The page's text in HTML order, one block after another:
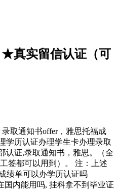
★真实留信认证（可
取通知书offer，雅思托福成
学历认证办理学生卡办理录取
认证,录取通知书，雅思。（全
签都可以用到）。 注：上述
绩单可以办学历认证吗
国内能用吗, 挂科拿不到毕业证